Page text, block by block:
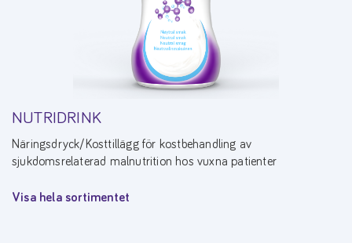
NUTRIDRINK
Näringsdryck/Kosttillägg för kostbehandling av
sjukdomsrelaterad malnutrition hos vuxna patienter
Visa hela sortimentet